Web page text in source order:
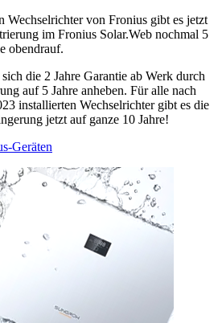
Wechselrichter von Fronius gibt es jetzt
im Fronius Solar.Web nochmal 5
obendrauf.
die 2 Jahre Garantie ab Werk durch
auf 5 Jahre anheben. Für alle nach
installierten Wechselrichter gibt es die
jetzt auf ganze 10 Jahre!
Geräten